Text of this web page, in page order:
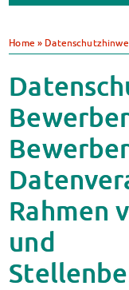
BAföG beantragen
BAföG-FAQs
Dokumente
BAföG-
Kredite & Stipendien
Mensen & Cafeterien
Heute in unseren
Klimabewusst
Mensa-FAQs
CampusCatering
MensaFeedback
Home »
Rahmen
und